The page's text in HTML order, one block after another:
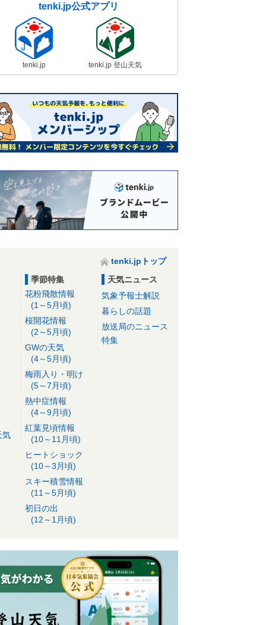
tenki.jp公式アプリ
tenki.jp tenki.jp 登山天気
tenki.jpトップ
気
季節特集
花粉飛散情報
(1～5月頃)
桜開花情報
(2～5月頃)
GWの天気
(4～5月頃)
梅雨入り・明け
(5～7月頃)
熱中症情報
(4～9月頃)
紅葉見頃情報
(10～11月頃)
ヒートショック
(10～3月頃)
スキー積雪情報
(11～5月頃)
初日の出
(12～1月頃)
天気ニュース
気象予報士解説
暮らしの話題
放送局のニュース
特集